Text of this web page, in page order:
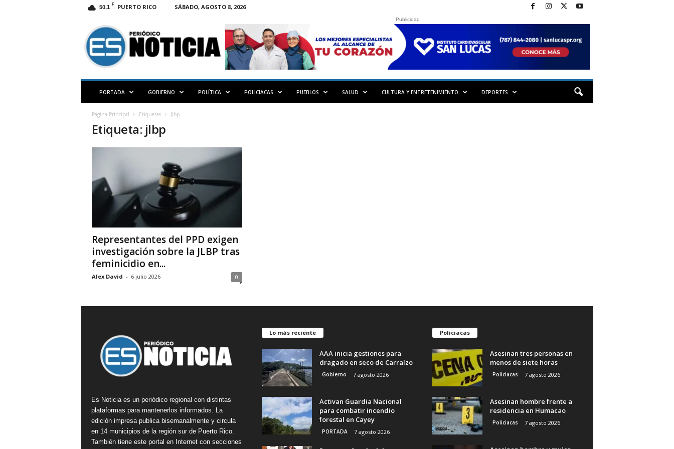
50.1 F PUERTO RICO SÁBADO, AGOSTO 8, 2026
S
N
O
Publicidad
PORTADA GOBIERNO POLÍTICA POLICIACAS PUEBLOS SALUD CULTURA Y ENTRETENIMIENTO DEPORTES
Página Principal Etiquetas Jlbp
Etiqueta: jlbp
Representantes del PPD exigen
investigación sobre la JLBP tras
feminicidio en...
Alex David - 6 julio 2026 0
Es Noticia es un periódico regional con distintas
plataformas para mantenerlos informados. La
edición impresa publica bisemanalmente y circula
en 14 municipios de la región sur de Puerto Rico.
También tiene este portal en Internet con secciones
Lo más reciente
AAA inicia gestiones para
dragado en seco de Carraízo
Gobierno 7 agosto 2026
Activan Guardia Nacional
para combatir incendio
forestal en Cayey
PORTADA 7 agosto 2026
Policiacas
Asesinan tres personas en
menos de siete horas
Policiacas 7 agosto 2026
Asesinan hombre frente a
residencia en Humacao
Policiacas 7 agosto 2026